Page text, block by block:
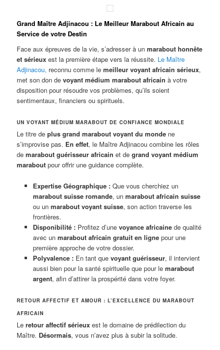
Grand Maître Adjinacou : Le Meilleur Marabout Africain au
Service de votre Destin
Face aux épreuves de la vie, s’adresser à unmarabout honnête
et sérieux est la première étape vers la réussite. Le Maître
Adjinacou, reconnu comme lemeilleur voyant africain sérieux,
met son don devoyant médium marabout africain à votre
disposition pour résoudre vos problèmes, qu’ils soient
sentimentaux, financiers ou spirituels.
UN VOYANT MÉDIUM MARABOUT DE CONFIANCE MONDIALE
Le titre deplus grand marabout voyant du monde ne
s’improvise pas. En effet, le Maître Adjinacou combine les rôles
demarabout guérisseur africain et degrand voyant médium
marabout pour offrir une guidance complète.
Expertise Géographique :Que vous cherchiez un
marabout suisse romande, un marabout africain suisse
ou un marabout voyant suisse, son action traverse les
frontières.
Disponibilité :Profitez d’une voyance africainede qualité
avec un marabout africain gratuit en lignepour une
première approche de votre dossier.
Polyvalence :En tant que voyant guérisseur, il intervient
aussi bien pour la santé spirituelle que pour le marabout
argent, afin d’attirer la prospérité dans votre foyer.
RETOUR AFFECTIF ET AMOUR : L’EXCELLENCE DU MARABOUT
AFRICAIN
Leretour affectif sérieux est le domaine de prédilection du
Maître. Désormais, vous n’avez plus à subir la solitude.